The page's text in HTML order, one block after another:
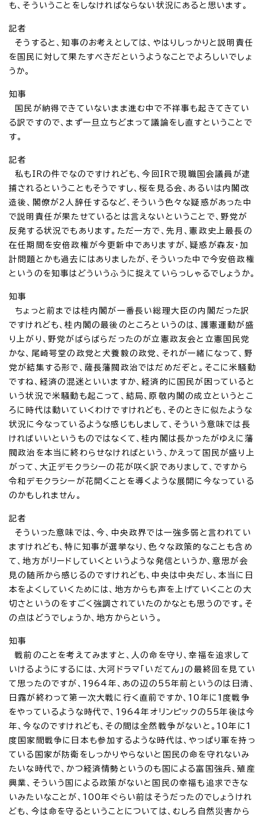
も、そういうことをしなければならない状況にあると思います。
記者
そうすると、知事のお考えとしては、やはりしっかりと説明責任
を国民に対して果たすべきだというようなことでよろしいでしょ
うか。
知事
国民が納得できていないまま進む中で不祥事も起きてきてい
る訳ですので、まず一旦立ちどまって議論をし直すということで
す。
記者
私もIRの件でなのですけれども、今回IRで現職国会議員が逮
捕されるということもそうですし、桜を見る会、あるいは内閣改
造後、閣僚が2人辞任するなど、そういう色々な疑惑があった中
で説明責任が果たせているとは言えないということで、野党が
反発する状況でもあります。ただ一方で、先月、憲政史上最長の
在任期間を安倍政権が今更新中でありますが、疑惑が森友・加
計問題とかも過去にはありましたが、そういった中で今安倍政権
というのを知事はどういうふうに捉えていらっしゃるでしょうか。
知事
ちょっと前までは桂内閣が一番長い総理大臣の内閣だった訳
ですけれども、桂内閣の最後のところというのは、護憲運動が盛
り上がり、野党がばらばらだったのが立憲政友会と立憲国民党
かな、尾崎咢堂の政党と犬養毅の政党、それが一緒になって、野
党が結集する形で、薩長藩閥政治ではだめだぞと。そこに米騒動
ですね、経済の混迷といいますか、経済的に国民が困っていると
いう状況で米騒動も起こって、結局、原敬内閣の成立というとこ
ろに時代は動いていくわけですけれども、そのときに似たような
状況に今なっているような感じもしまして、そういう意味では長
ければいいというものではなくて、桂内閣は長かったがゆえに藩
閥政治を本当に終わらせなければという、かえって国民が盛り上
がって、大正デモクラシーの花が咲く訳でありまして、ですから
令和デモクラシーが花開くことを導くような展開に今なっている
のかもしれません。
記者
そういった意味では、今、中央政界では一強多弱と言われてい
ますけれども、特に知事が選挙なり、色々な政策的なことも含め
て、地方がリードしていくというような発信というか、意思が会
見の随所から感じるのですけれども、中央は中央だし、本当に日
本をよくしていくためには、地方からも声を上げていくことの大
切さというのをすごく強調されていたのかなとも思うのです。そ
の点はどうでしょうか、地方からという。
知事
戦前のことを考えてみますと、人の命を守り、幸福を追求して
いけるようにするには、大河ドラマ「いだてん」の最終回を見てい
て思ったのですが、1964年、あの辺の55年前というのは日清、
日露が終わって第一次大戦に行く直前ですか、10年に1度戦争
をやっているような時代で、1964年オリンピックの55年後は今
年、今なのですけれども、その間は全然戦争がないと。10年に1
度国家間戦争に日本も参加するような時代は、やっぱり軍を持っ
ている国家が防衛をしっかりやらないと国民の命を守れないみ
たいな時代で、かつ経済情勢というのも国による富国強兵、殖産
興業、そういう国による政策がないと国民の幸福も追求できな
いみたいなことが、100年ぐらい前はそうだったのでしょうけれ
ども、今は命を守るということについては、むしろ自然災害から